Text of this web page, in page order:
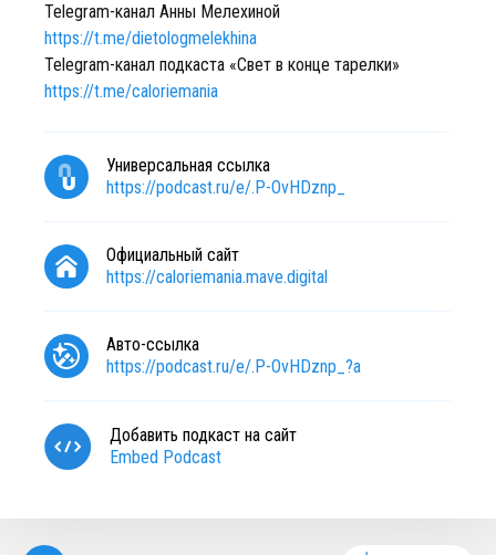
Telegram-канал Анны Мелехиной
https://t.me/dietologmelekhina
Telegram-канал подкаста «Свет в конце тарелки»
https://t.me/caloriemania
Универсальная ссылка
https://podcast.ru/e/.P-OvHDznp_
Официальный сайт
https://caloriemania.mave.digital
Авто-ссылка
https://podcast.ru/e/.P-OvHDznp_?a
Добавить подкаст на сайт
Embed Podcast